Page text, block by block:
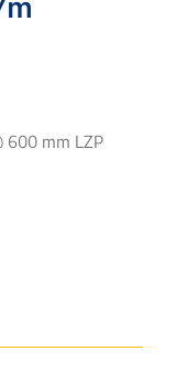
600 mm LZP